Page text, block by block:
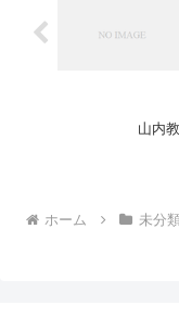
山内
ホーム 未分